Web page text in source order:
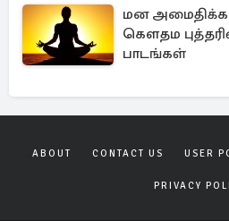
மன
கௌதம
பாடங்கள்
ABOUT CONTACT US USER
PRIVACY